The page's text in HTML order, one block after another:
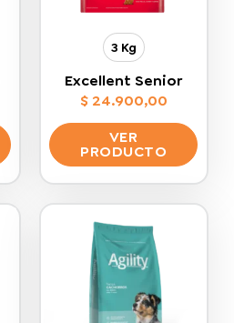
3 Kg
Excellent Senior
$24.900,00
VER
PRODUCTO
múltiples
variantes.
Las
opciones
se